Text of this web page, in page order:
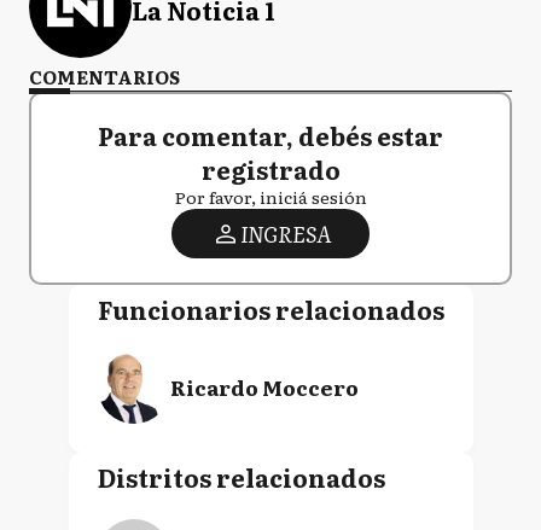
La Noticia 1
COMENTARIOS
Para comentar, debés estar
registrado
Por favor, iniciá sesión
INGRESA
Funcionarios relacionados
Ricardo Moccero
Distritos relacionados